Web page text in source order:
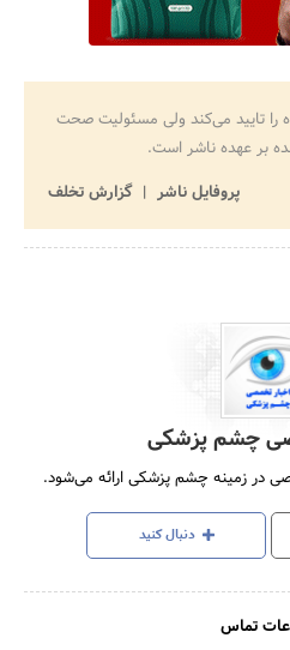
را تایید می‌کند ولی مسئولیت صحت
بر عهده ناشر است.
پروفایل ناشر
گزارش تخلف
چشم پزشکی
در زمینه چشم پزشکی ارائه می‌شود.
دنبال کنید
تماس